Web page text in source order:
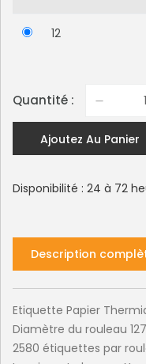
12
Quantité :
Ajoutez Au Panier
Disponibilité : 24 à 72
Description
Etiquette Papier
Diamètre du rouleau
2580 étiquettes par